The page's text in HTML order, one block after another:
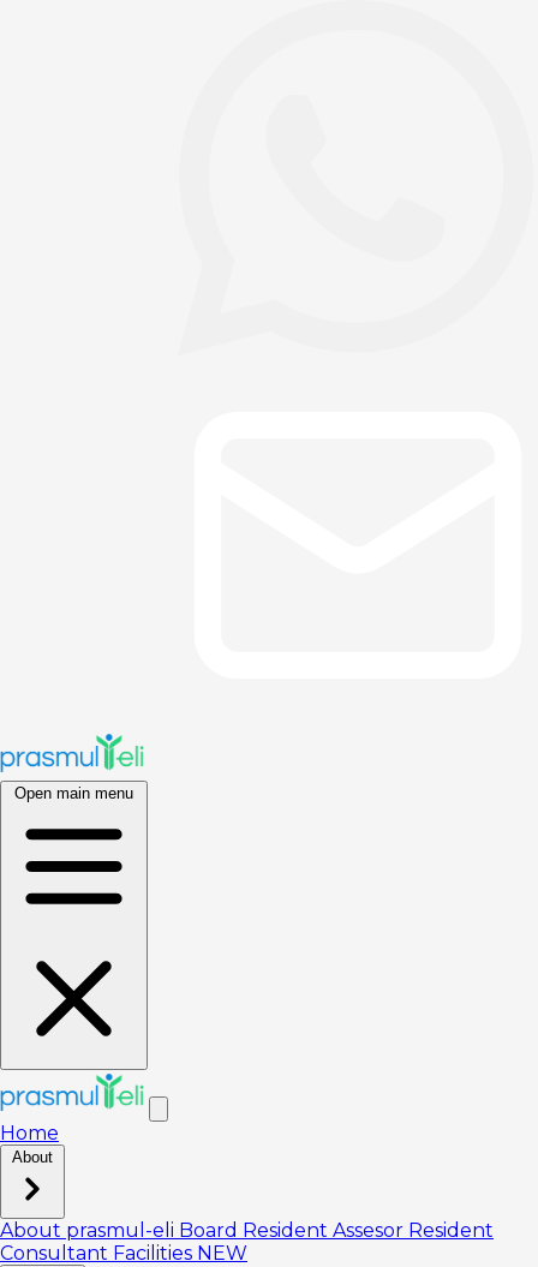
Open main menu
Home
About
About prasmul-eli Board Resident Assesor Resident
Consultant Facilities NEW